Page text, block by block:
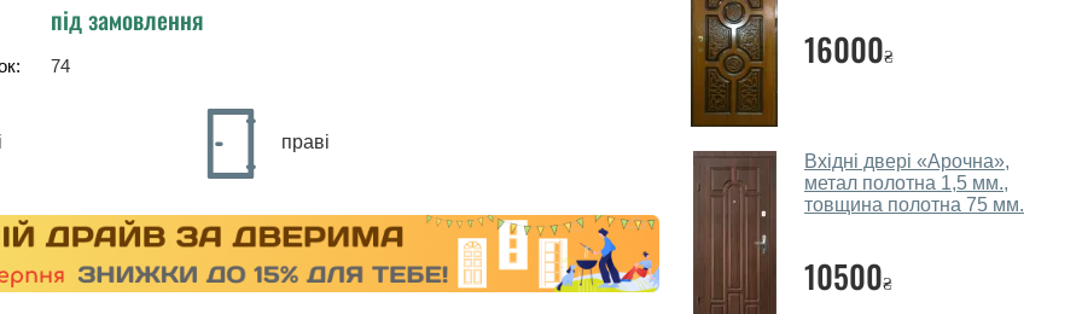
під замовлення
74
праві
16000₴
Вхідні двері «Арочна»,
метал полотна 1,5 мм.,
товщина полотна 75 мм.
10500₴